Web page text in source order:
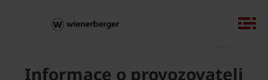
Informace o provozovateli